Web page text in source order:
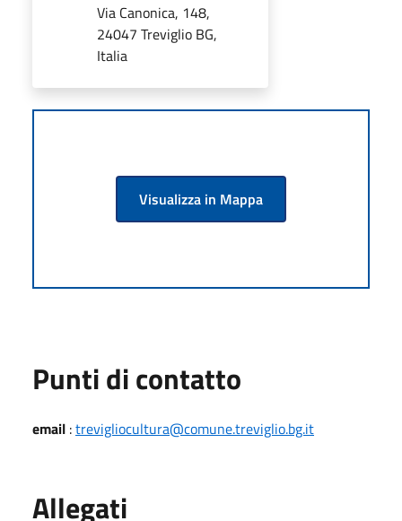
Via Canonica, 148,
24047 Treviglio BG,
Italia
Visualizza in Mappa
Punti di contatto
email :trevigliocultura@comune.treviglio.bg.it
Allegati